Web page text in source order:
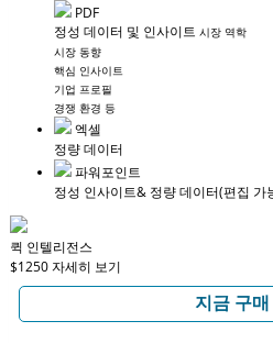
PDF
정성 데이터 및 인사이트 시장 역학
시장 동향
핵심 인사이트
기업 프로필
경쟁 환경 등
엑셀
정량 데이터
파워포인트
정성 인사이트& 정량 데이터(편집 가
퀵 인텔리전스
$1250자세히 보기
지금 구매